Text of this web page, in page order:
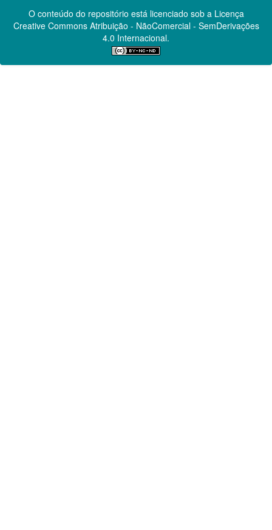
O conteúdo do repositório está licenciado sob a Licença
Creative CommonsAtribuição - NãoComercial - SemDerivações
4.0 Internacional.